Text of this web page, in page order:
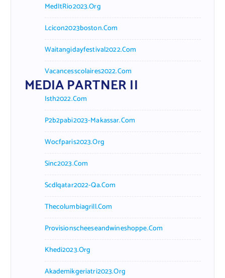
MedItRio2023.org
Lcicon2023boston.com
Waitangidayfestival2022.com
Vacancesscolaires2022.com
MEDIA PARTNER II
Isth2022.com
P2b2pabi2023-Makassar.com
Wocfparis2023.org
Sinc2023.com
Scdlqatar2022-Qa.com
Thecolumbiagrill.com
Provisionscheeseandwineshoppe.com
Khedi2023.org
Akademikgeriatri2023.org